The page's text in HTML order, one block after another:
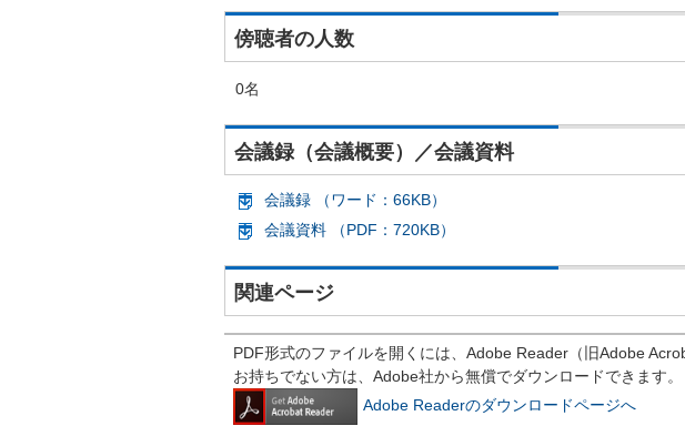
傍聴者の人数
0名
会議録（会議概要）／会議資料
会議録 （ワード：66KB）
会議資料 （PDF：720KB）
関連ページ
PDF形式のファイルを開くには、Adobe Reader（旧Adobe
お持ちでない方は、Adobe社から無償でダウンロードできます。
Adobe Readerのダウンロードページへ